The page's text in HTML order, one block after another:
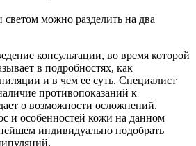
можно разделить на два
консультации, во время которой
в подробностях, как
и в чем ее суть. Специалист
противопоказаний к
о возможности осложнений.
и особенностей кожи на данном
индивидуально подобрать